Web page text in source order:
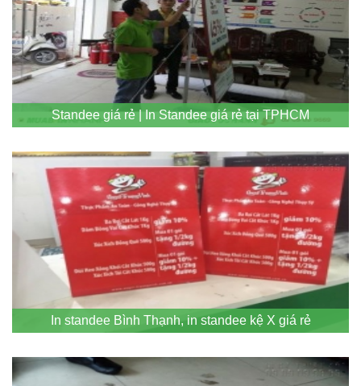
Standee giá rẻ | In Standee giá rẻ tại TPHCM
In standee Bình Thạnh, in standee kệ X giá rẻ